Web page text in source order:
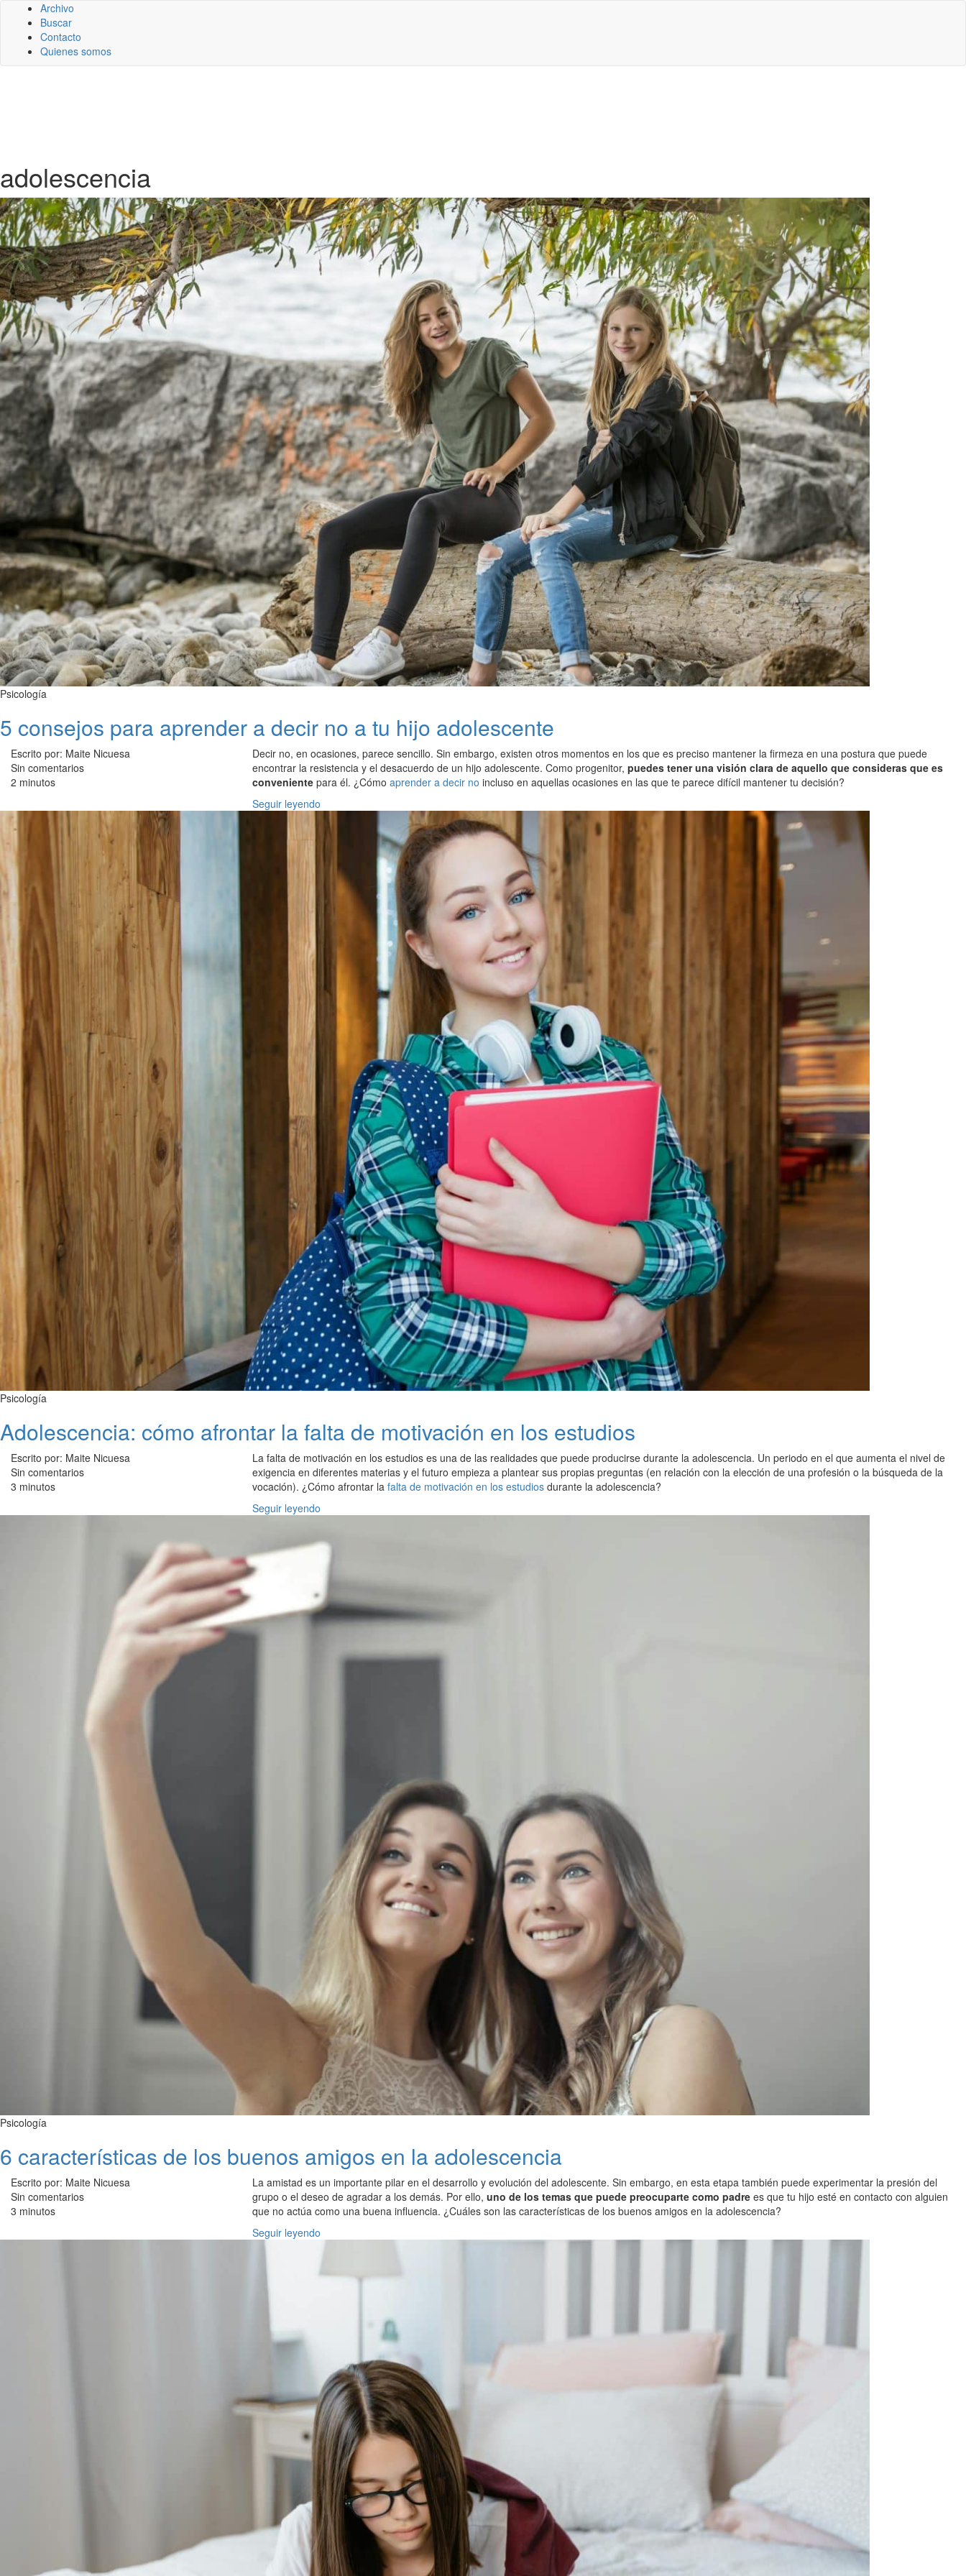
Archivo
Buscar
Contacto
Quienes somos
adolescencia
Psicología
5 consejos para aprender a decir no a tu hijo adolescente
Escrito por: Maite Nicuesa
Sin comentarios
2 minutos
Decir no, en ocasiones, parece sencillo. Sin embargo, existen otros momentos en los que es preciso mantener la firmeza en una postura que puede
encontrar la resistencia y el desacuerdo de un hijo adolescente. Como progenitor, puedes tener una visión clara de aquello que consideras que es
conveniente para él. ¿Cómo aprender a decir no incluso en aquellas ocasiones en las que te parece difícil mantener tu decisión?
Seguir leyendo
Psicología
Adolescencia: cómo afrontar la falta de motivación en los estudios
Escrito por: Maite Nicuesa
Sin comentarios
3 minutos
La falta de motivación en los estudios es una de las realidades que puede producirse durante la adolescencia. Un periodo en el que aumenta el nivel de
exigencia en diferentes materias y el futuro empieza a plantear sus propias preguntas (en relación con la elección de una profesión o la búsqueda de la
vocación). ¿Cómo afrontar la falta de motivación en los estudios durante la adolescencia?
Seguir leyendo
Psicología
6 características de los buenos amigos en la adolescencia
Escrito por: Maite Nicuesa
Sin comentarios
3 minutos
La amistad es un importante pilar en el desarrollo y evolución del adolescente. Sin embargo, en esta etapa también puede experimentar la presión del
grupo o el deseo de agradar a los demás. Por ello, uno de los temas que puede preocuparte como padre es que tu hijo esté en contacto con alguien
que no actúa como una buena influencia. ¿Cuáles son las características de los buenos amigos en la adolescencia?
Seguir leyendo